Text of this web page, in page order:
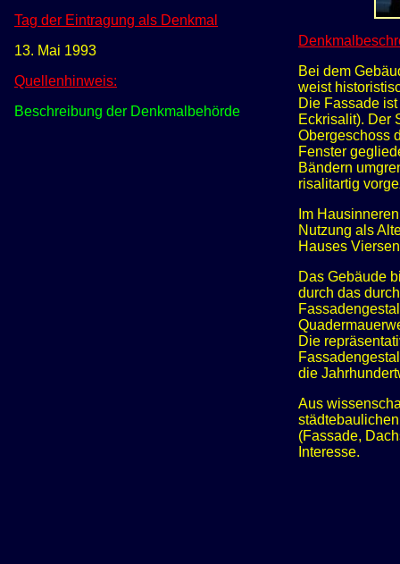
Tag der Eintragung als Denkmal
13. Mai 1993
Quellenhinweis:
Beschreibung der Denkmalbehörde
Bei dem
weist
Die Fassade
Eckrisalit). Der
Obergeschoss
Fenster
Bändern
risalitartig
Im
Nutzung als
Hauses
Das Gebäude
durch das
Die
die
Aus
(Fassade,
Interesse.